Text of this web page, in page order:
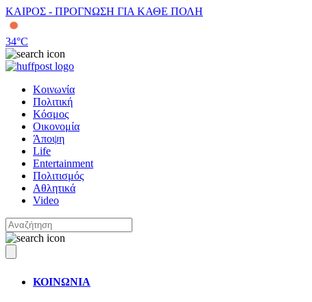
ΚΑΙΡΟΣ - ΠΡΟΓΝΩΣΗ ΓΙΑ ΚΑΘΕ ΠΟΛΗ
34°C
Κοινωνία
Πολιτική
Κόσμος
Οικονομία
Άποψη
Life
Entertainment
Πολιτισμός
Αθλητικά
Video
ΚΟΙΝΩΝΙΑ